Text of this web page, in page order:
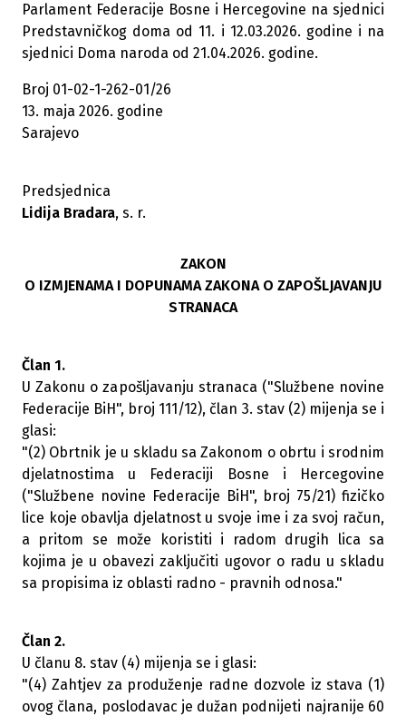
Parlament Federacije Bosne i Hercegovine na sjednici
Predstavničkog doma od 11. i 12.03.2026. godine i na
sjednici Doma naroda od 21.04.2026. godine.
Broj 01-02-1-262-01/26
13. maja 2026. godine
Sarajevo
Predsjednica
Lidija Bradara, s. r.
ZAKON
O IZMJENAMA I DOPUNAMA ZAKONA O ZAPOŠLJAVANJU
STRANACA
Član 1.
U Zakonu o zapošljavanju stranaca ("Službene novine
Federacije BiH", broj 111/12), član 3. stav (2) mijenja se i
glasi:
"(2) Obrtnik je u skladu sa Zakonom o obrtu i srodnim
djelatnostima u Federaciji Bosne i Hercegovine
("Službene novine Federacije BiH", broj 75/21) fizičko
lice koje obavlja djelatnost u svoje ime i za svoj račun,
a pritom se može koristiti i radom drugih lica sa
kojima je u obavezi zaključiti ugovor o radu u skladu
sa propisima iz oblasti radno - pravnih odnosa."
Član 2.
U članu 8. stav (4) mijenja se i glasi:
"(4) Zahtjev za produženje radne dozvole iz stava (1)
ovog člana, poslodavac je dužan podnijeti najranije 60